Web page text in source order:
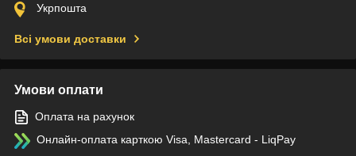
Укрпошта
Всі умови доставки
Умови оплати
Оплата на рахунок
Онлайн-оплата карткою Visa, Mastercard - LiqPay